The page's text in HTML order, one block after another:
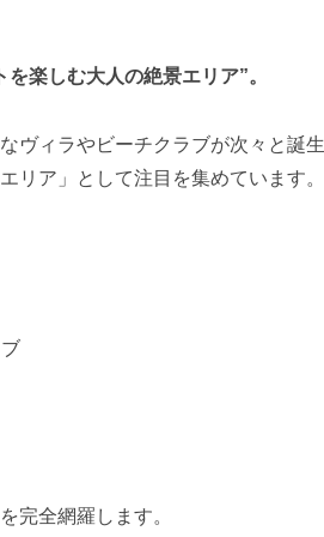
楽しむ大人の絶景エリア”。
ヴィラやビーチクラブが次々と誕生
リア」として注目を集めています。
完全網羅します。